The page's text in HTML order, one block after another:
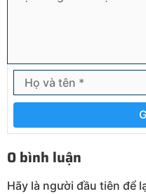
0 bình luận
Hãy là người đầu tiên để